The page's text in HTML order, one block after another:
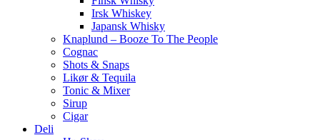
Irsk Whiskey
Japansk Whisky
Knaplund – Booze To The People
Cognac
Shots & Snaps
Likør & Tequila
Tonic & Mixer
Sirup
Cigar
Deli